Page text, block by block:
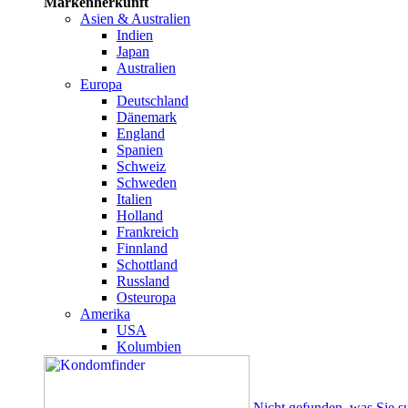
Asien & Australien
Indien
Japan
Australien
Europa
Deutschland
Dänemark
England
Spanien
Schweiz
Schweden
Italien
Holland
Frankreich
Finnland
Schottland
Russland
Osteuropa
Amerika
USA
Kolumbien